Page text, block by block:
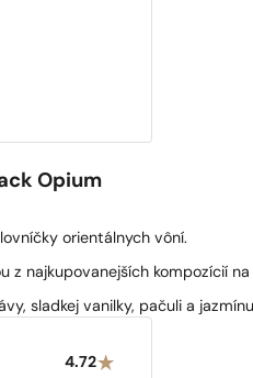
Opium
orientálnych vôní.
z najkupovanejších kompozícií
sladkej vanilky, pačuli a
4.72